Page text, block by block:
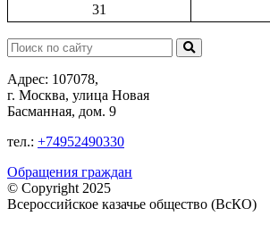
31
Поиск:
Адрес: 107078,
г. Москва, улица Новая
Басманная, дом. 9
тел.: +74952490330
Обращения граждан
© Copyright 2025
Всероссийское казачье общество (ВсКО)